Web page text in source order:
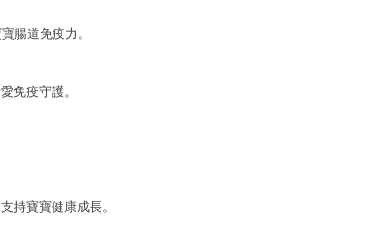
腸道免疫力。
免疫守護。
持寶寶健康成長。